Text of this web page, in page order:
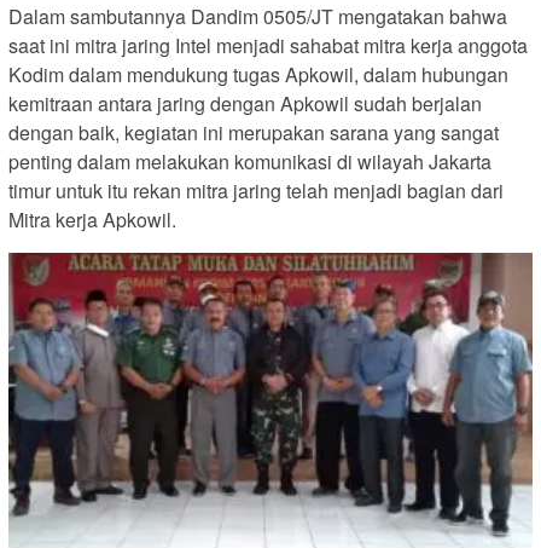
Dalam sambutannya Dandim 0505/JT mengatakan bahwa
saat ini mitra jaring Intel menjadi sahabat mitra kerja anggota
Kodim dalam mendukung tugas Apkowil, dalam hubungan
kemitraan antara jaring dengan Apkowil sudah berjalan
dengan baik, kegiatan ini merupakan sarana yang sangat
penting dalam melakukan komunikasi di wilayah Jakarta
timur untuk itu rekan mitra jaring telah menjadi bagian dari
Mitra kerja Apkowil.